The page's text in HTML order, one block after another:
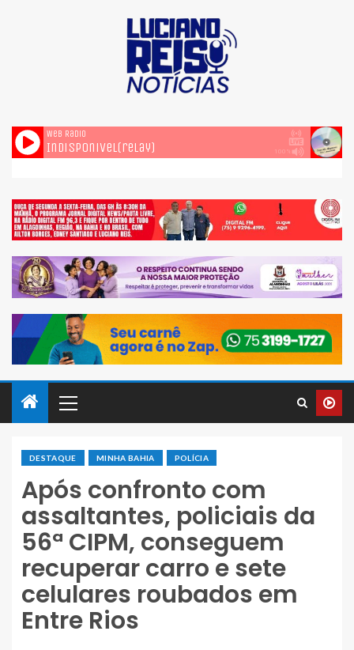
DESTAQUE MINHA BAHIA POLÍCIA
Após confronto com
assaltantes, policiais da
56ª CIPM, conseguem
recuperar carro e sete
celulares roubados em
Entre Rios